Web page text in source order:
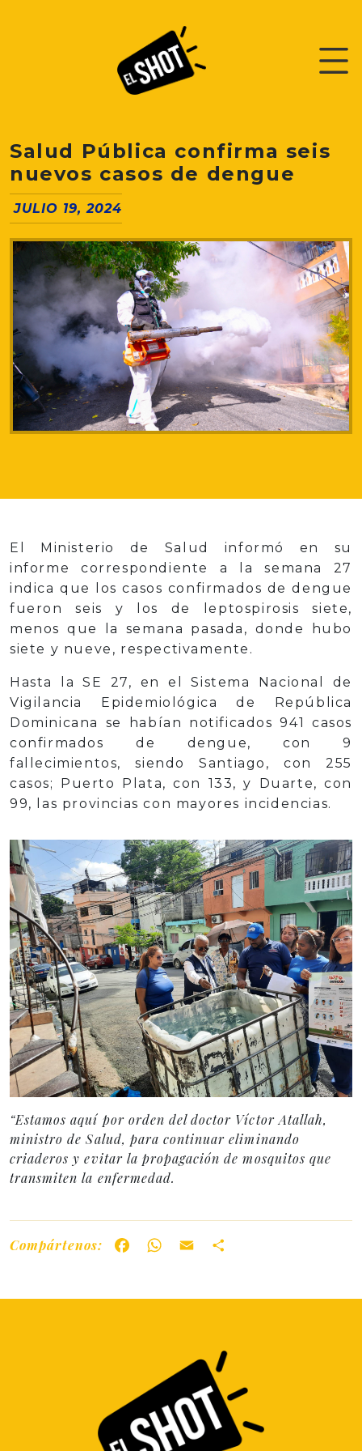
Salud Pública confirma seis
nuevos casos de dengue
JULIO 19, 2024
El Ministerio de Salud informó en su
informe correspondiente a la semana 27
indica que los casos confirmados de dengue
fueron seis y los de leptospirosis siete,
menos que la semana pasada, donde hubo
siete y nueve, respectivamente.
Hasta la SE 27, en el Sistema Nacional de
Vigilancia Epidemiológica de República
Dominicana se habían notificados 941 casos
confirmados de dengue, con 9
fallecimientos, siendo Santiago, con 255
casos; Puerto Plata, con 133, y Duarte, con
99, las provincias con mayores incidencias.
“Estamos aquí por orden del doctor Víctor Atallah,
ministro de Salud, para continuar eliminando
criaderos y evitar la propagación de mosquitos que
transmiten la enfermedad.
Compártenos: FacebookWhatsApp
Email